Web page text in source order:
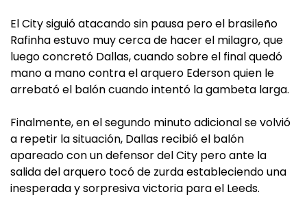
El City siguió atacando sin pausa pero el brasileño
Rafinha estuvo muy cerca de hacer el milagro, que
luego concretó Dallas, cuando sobre el final quedó
mano a mano contra el arquero Ederson quien le
arrebató el balón cuando intentó la gambeta larga.
Finalmente, en el segundo minuto adicional se volvió
a repetir la situación, Dallas recibió el balón
apareado con un defensor del City pero ante la
salida del arquero tocó de zurda estableciendo una
inesperada y sorpresiva victoria para el Leeds.